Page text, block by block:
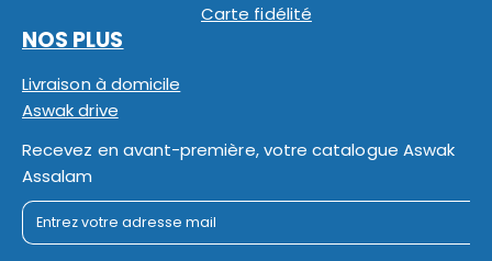
Carte fidélité
NOS PLUS
Livraison à domicile
Aswak drive
Recevez en avant-première, votre catalogue Aswak
Assalam